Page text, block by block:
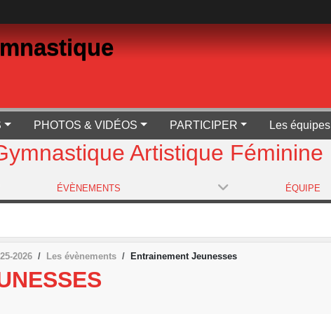
PHOTOS & VIDÉOS PARTICIPER Les équipes
Artistique Féminine
ÉVÈNEMENTS ÉQUIPE
2026 Les évènements Entrainement Jeunesses